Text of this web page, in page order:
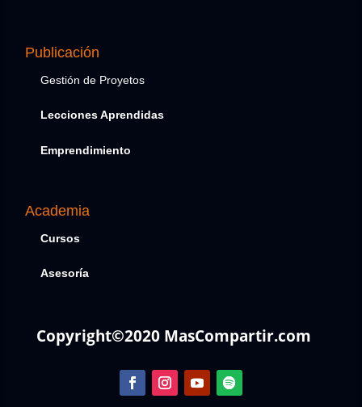
Publicación
Gestión de Proyetos
Lecciones Aprendidas
Emprendimiento
Academia
Cursos
Asesoría
Copyright©2020 MasCompartir.com